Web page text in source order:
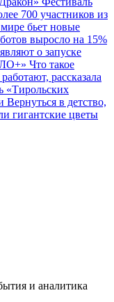
700 участников из
бьет новые
выросло на 15%
о запуске
Что такое
рассказала
«Тирольских
Вернуться в детство,
гигантские цветы
и аналитика